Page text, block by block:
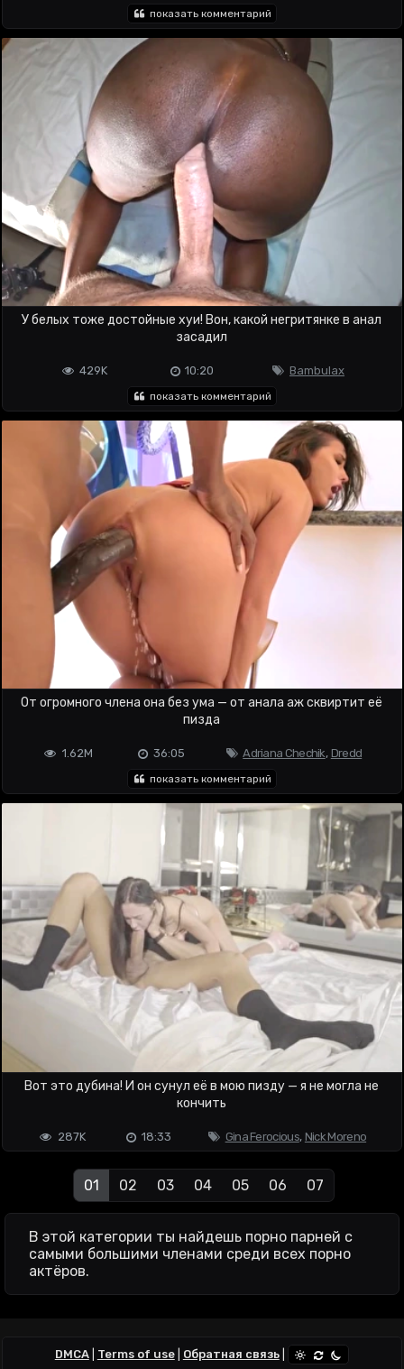
показать комментарий
У белых тоже достойные хуи! Вон, какой негритянке в анал
засадил
Bambulax
10:20
429K
показать комментарий
От огромного члена она без ума — от анала аж сквиртит её
пизда
Adriana Chechik, Dredd
36:05
1.62M
показать комментарий
Вот это дубина! И он сунул её в мою пизду — я не могла не
кончить
Gina Ferocious, Nick Moreno
18:33
287K
01 02 03 04 05 06 07
В этой категории ты найдешь порно парней с
самыми большими членами среди всех порно
актёров.
DMCA| Terms of use| Обратная связь